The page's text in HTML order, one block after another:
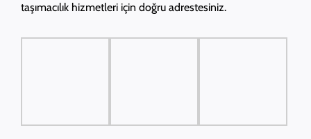
taşımacılık hizmetleri için doğru adrestesiniz.